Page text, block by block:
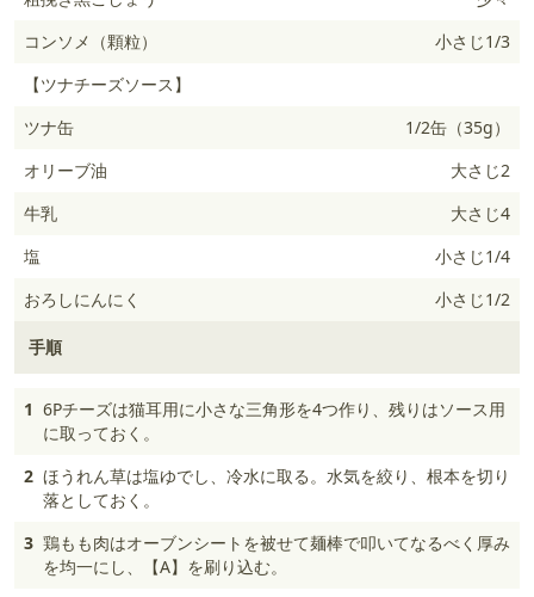
コンソメ（顆粒）
小さじ1/3
【ツナチーズソース】
ツナ缶
1/2缶（35g）
オリーブ油
大さじ2
牛乳
大さじ4
塩
小さじ1/4
おろしにんにく
小さじ1/2
手順
1 6Pチーズは猫耳用に小さな三角形を4つ作り、残りはソース用
に取っておく。
2 ほうれん草は塩ゆでし、冷水に取る。水気を絞り、根本を切り
落としておく。
3 鶏もも肉はオーブンシートを被せて麺棒で叩いてなるべく厚み
を均一にし、【A】を刷り込む。